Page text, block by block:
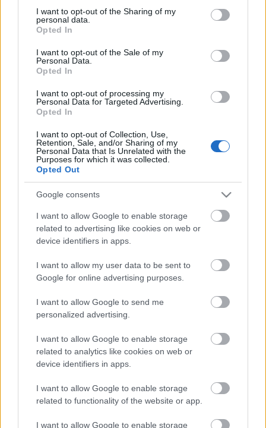
not limited to your visit or usage behaviour. You may click to
grant or deny consent to Google and its third-party tags to
use your data for below specified purposes in below Google
consent section.
I want to opt-out of the Sharing of my
personal data.
Opted In
I want to opt-out of the Sale of my
Personal Data.
Opted In
I want to opt-out of processing my
Personal Data for Targeted Advertising.
Opted In
I want to opt-out of Collection, Use,
Retention, Sale, and/or Sharing of my
Personal Data that Is Unrelated with the
Purposes for which it was collected.
Opted Out
Google consents
I want to allow Google to enable storage
related to advertising like cookies on web or
device identifiers in apps.
I want to allow my user data to be sent to
Google for online advertising purposes.
I want to allow Google to send me
personalized advertising.
I want to allow Google to enable storage
related to analytics like cookies on web or
device identifiers in apps.
I want to allow Google to enable storage
related to functionality of the website or app.
I want to allow Google to enable storage
Cecília:Hernádi Judit
Kerekes Ferkó:
Miska pincér:Bodrogi Gyula
Jelmez:Gyarmathy Ágnes
Dramaturg:Vörös Róbert
Zenei vezető:Silló István
Mozgástervező:
Asszisztens:
Lázár Katalin
Szabó Orsolya
Súgó:Sütő Anikó
Ügyelő: Kabai Márta, Stefanik Sándor
Énekkara,
;s a Szegedi Szimfonikus Zenekar
KARMESTER: SILLÓ ISTVÁN
RENDEZŐ: ALFÖLDI RÓBERT
Jegyvásárlás >>